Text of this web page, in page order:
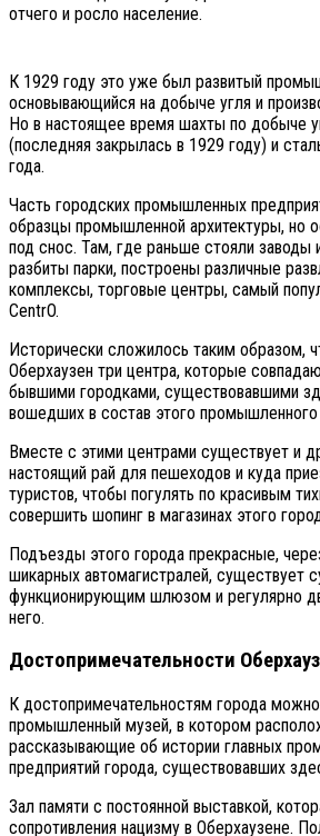
отчего и росло население.
К 1929 году это уже был развитый
основывающийся на добыче угля и
Но в настоящее время шахты по добыче
(последняя закрылась в 1929 году) и
года.
Часть городских промышленных
образцы промышленной архитектуры, но
под снос. Там, где раньше стояли заводы
разбиты парки, построены различные
комплексы, торговые центры, самый
CentrO.
Исторически сложилось таким образом,
Оберхаузен три центра, которые
бывшими городками, существовавшими
вошедших в состав этого промышленного
Вместе с этими центрами существует и
настоящий рай для пешеходов и куда
туристов, чтобы погулять по красивым
совершить шопинг в магазинах этого
Подъезды этого города прекрасные,
шикарных автомагистралей, существует
функционирующим шлюзом и регулярно
него.
Достопримечательности
К достопримечательностям города
промышленный музей, в котором
рассказывающие об истории главных
предприятий города, существовавших
Зал памяти с постоянной выставкой,
сопротивления нацизму в Оберхаузене.